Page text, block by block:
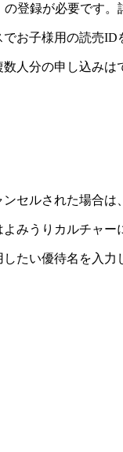
登録が必要です。
お子様用の読売ID
分の申し込み
セルされた場合は
みうりカルチャー
たい優待名を入力